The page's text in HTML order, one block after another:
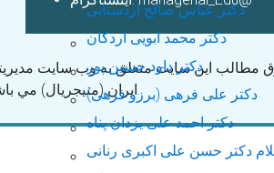
دکتر عباس صالح اردستانی
دکتر محمد ابویی اردکان
دکتر داود حسین پور
دکتر علی فرهی (برزو فرهی)
دکتر احمد علی یزدان پناه
دكتر حسن علی اکبری رنانی
مطالب اين سايت متعلق به وب سايت